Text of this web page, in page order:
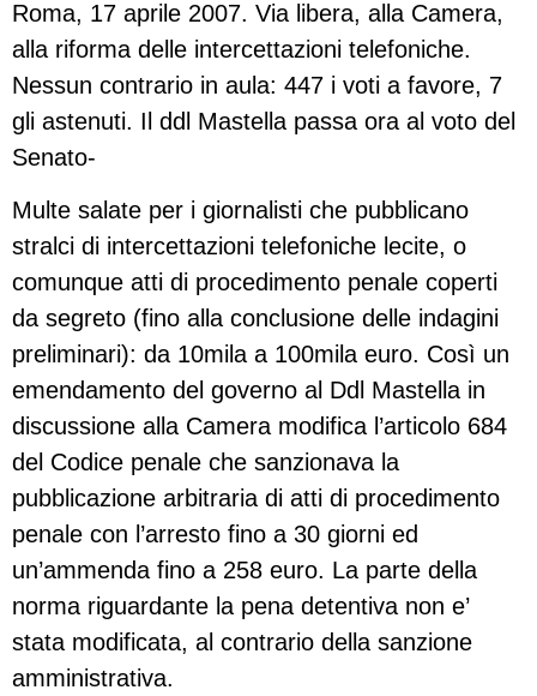
Roma, 17 aprile 2007. Via libera, alla Camera,
alla riforma delle intercettazioni telefoniche.
Nessun contrario in aula: 447 i voti a favore, 7
gli astenuti. Il ddl Mastella passa ora al voto del
Senato-
Multe salate per i giornalisti che pubblicano
stralci di intercettazioni telefoniche lecite, o
comunque atti di procedimento penale coperti
da segreto (fino alla conclusione delle indagini
preliminari): da 10mila a 100mila euro. Così un
emendamento del governo al Ddl Mastella in
discussione alla Camera modifica l’articolo 684
del Codice penale che sanzionava la
pubblicazione arbitraria di atti di procedimento
penale con l’arresto fino a 30 giorni ed
un’ammenda fino a 258 euro. La parte della
norma riguardante la pena detentiva non e’
stata modificata, al contrario della sanzione
amministrativa.